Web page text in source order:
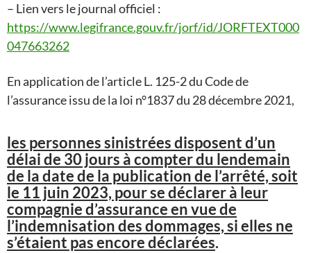
– Lien vers le journal officiel :
https://www.legifrance.gouv.fr/jorf/id/JORFTEXT000
047663262
En application de l’article L. 125-2 du Code de
l’assurance issu de la loi n°1837 du 28 décembre 2021,
les personnes sinistrées disposent d’un
délai de 30 jours à compter du lendemain
de la date de la publication de l’arrêté, soit
le 11 juin 2023, pour se déclarer à leur
compagnie d’assurance en vue de
l’indemnisation des dommages, si elles ne
s’étaient pas encore déclarées.